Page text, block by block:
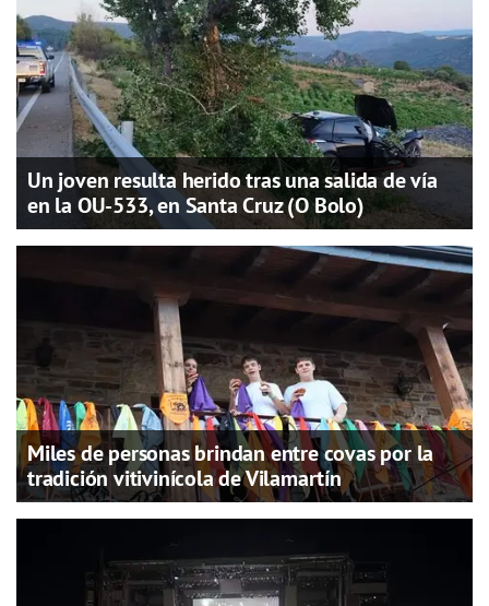
Un joven resulta herido tras una salida de vía
en la OU-533, en Santa Cruz (O Bolo)
Miles de personas brindan entre covas por la
tradición vitivinícola de Vilamartín